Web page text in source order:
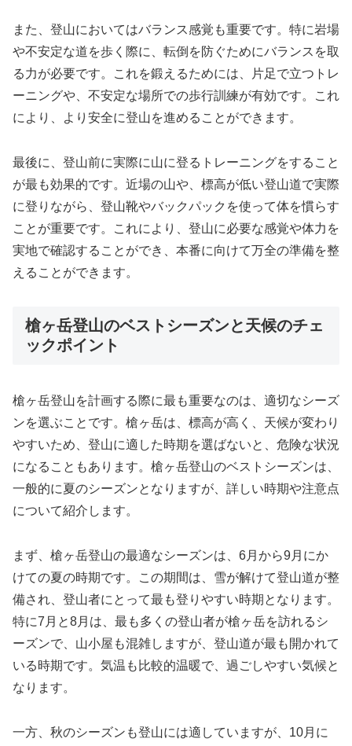
また、登山においてはバランス感覚も重要です。特に岩場
や不安定な道を歩く際に、転倒を防ぐためにバランスを取
る力が必要です。これを鍛えるためには、片足で立つトレ
ーニングや、不安定な場所での歩行訓練が有効です。これ
により、より安全に登山を進めることができます。
最後に、登山前に実際に山に登るトレーニングをすること
が最も効果的です。近場の山や、標高が低い登山道で実際
に登りながら、登山靴やバックパックを使って体を慣らす
ことが重要です。これにより、登山に必要な感覚や体力を
実地で確認することができ、本番に向けて万全の準備を整
えることができます。
槍ヶ岳登山のベストシーズンと天候のチェ
ックポイント
槍ヶ岳登山を計画する際に最も重要なのは、適切なシーズ
ンを選ぶことです。槍ヶ岳は、標高が高く、天候が変わり
やすいため、登山に適した時期を選ばないと、危険な状況
になることもあります。槍ヶ岳登山のベストシーズンは、
一般的に夏のシーズンとなりますが、詳しい時期や注意点
について紹介します。
まず、槍ヶ岳登山の最適なシーズンは、6月から9月にか
けての夏の時期です。この期間は、雪が解けて登山道が整
備され、登山者にとって最も登りやすい時期となります。
特に7月と8月は、最も多くの登山者が槍ヶ岳を訪れるシ
ーズンで、山小屋も混雑しますが、登山道が最も開かれて
いる時期です。気温も比較的温暖で、過ごしやすい気候と
なります。
一方、秋のシーズンも登山には適していますが、10月に